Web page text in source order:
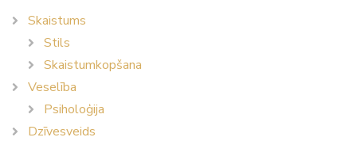
Skaistums
Stils
Skaistumkopšana
Veselība
Psiholoģija
Dzīvesveids